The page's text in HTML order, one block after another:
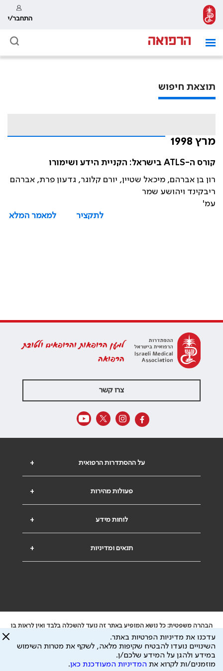
התחבר/י
תוצאת חיפוש
מרץ 1998
קורס ה-ATLS בישראל: הקניית הידע ושימורו
רון בן אברהם, מיכאל שטיין, יורם קלוגר, גדעון פרת, אברהם
ריבקינד ויהושע שמר
עמ'
לתקציר
למאמר המלא
למען הרופאות והרופאים ולטובת
הרפואה
צרו קשר
+ על ההסתדרות הרפואית
+ פעולות מהירות
+ לוחות מידע
+ תנאים ומדיניות
הבהרה משפטית: כל נושא המופיע באתר זה נועד להשכלה בלבד ואין לראות בו
ייעוץ רפואי או משפטי. אין הר"י אחראית לתוכן המתפרסם באתר זה ולכל נזק
שעלול להיגרם.
ידוע לי שהר"י אוספת ושומרת מידע אישי לצורך מתן השרות וכי חלק ממנו עשוי
להיות מועבר לצדדים שלישיים, הכל בכפוף למדיניות הפרטיות
עדכנו את מדיניות הפרטיות באתר.
השינויים נועדו להבטיח שקיפות מלאה, לשקף את מטרות השימוש
במידע ולהגן על המידע שלכם/ן.
מוזמנים/ות לקרוא את המדיניות המעודכנת כאן.